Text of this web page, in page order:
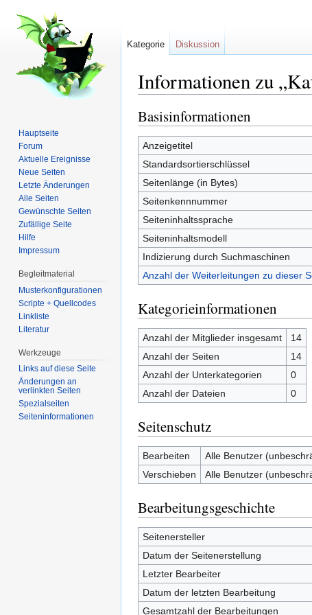
Informationen zu
Basisinformationen
Anzeigetitel
Standardsortierschlüssel
Seitenlänge (in Bytes)
Seitenkennnummer
Seiteninhaltssprache
Seiteninhaltsmodell
Indizierung durch Suchmaschinen
Anzahl der Weiterleitungen zu dieser
Kategorieinformationen
Anzahl der Mitglieder insgesamt
14
Anzahl der Seiten
14
Anzahl der Unterkategorien
0
Anzahl der Dateien
0
Seitenschutz
Bearbeiten
Alle Benutzer
Verschieben
Alle Benutzer
Bearbeitungsgeschichte
Seitenersteller
Datum der Seitenerstellung
Letzter Bearbeiter
Datum der letzten Bearbeitung
Gesamtzahl der Bearbeitungen
Kategorie Diskussion
Hauptseite
Forum
Aktuelle Ereignisse
Neue Seiten
Letzte Änderungen
Alle Seiten
Gewünschte Seiten
Zufällige Seite
Hilfe
Impressum
Begleitmaterial
Musterkonfigurationen
Scripte + Quellcodes
Linkliste
Literatur
Werkzeuge
Links auf diese Seite
Änderungen an
verlinkten Seiten
Spezialseiten
Seiten­informationen